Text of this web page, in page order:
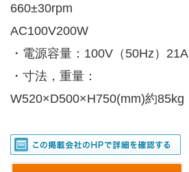
660±30rpm
AC100V200W
・電源容量：100V（50Hz）21A
・寸法，重量：
W520×D500×H750(mm)約85kg